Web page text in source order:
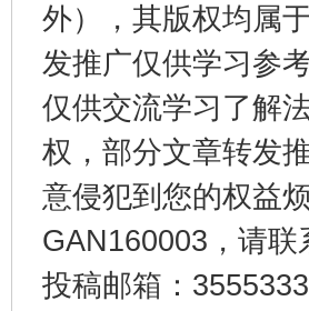
外），其版权均属
发推广仅供学习参
仅供交流学习了解
权，部分文章转发
意侵犯到您的权益
GAN160003，请
投稿邮箱：
东山县通报“牛蛙产品抗生素超标问